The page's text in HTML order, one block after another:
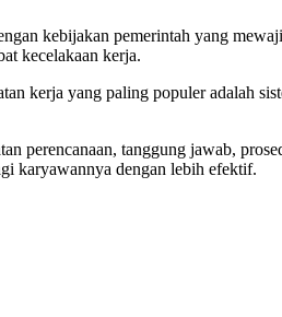
kebijakan pemerintah yang
kecelakaan kerja.
kerja yang paling populer adalah
perencanaan, tanggung jawab,
karyawannya dengan lebih efektif.